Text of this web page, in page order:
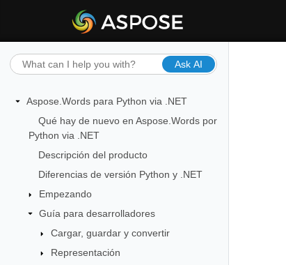
Ask AI
Aspose.Words para Python via .NET
Qué hay de nuevo en Aspose.Words por
Python via .NET
Descripción del producto
Diferencias de versión Python y .NET
Empezando
Guía para desarrolladores
Cargar, guardar y convertir
Representación